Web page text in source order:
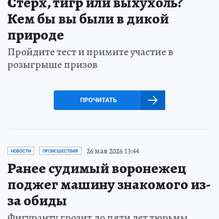
Кем бы вы были в дикой
природе
Пройдите тест и примите участие в
розыгрыше призов
ПРОЧИТАТЬ
НОВОСТИ ПРОИСШЕСТВИЯ 26 мая 2026 13:44
Ранее судимый воронежец
поджег машину знакомого из-
за обиды